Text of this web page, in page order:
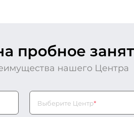
пробное
нашего Центра
Выберите Центр*
Выберите Центр*